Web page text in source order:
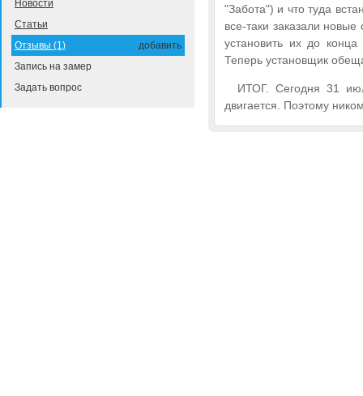
"Забота") и что туда
все-таки заказали
установить их до
Теперь установщик
ИТОГ. Сегодня 31
двигается. Поэтому
Новости
Статьи
добавить
Отзывы (1)
Запись на замер
Задать вопрос